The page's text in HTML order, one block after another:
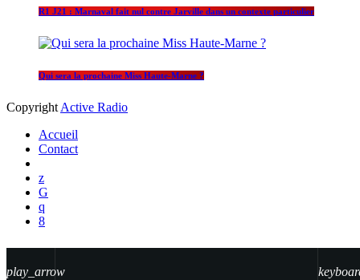
play_arrow
R1 J21 : Marnaval fait nul contre Jarville dans un contexte particulier
Qui sera la prochaine Miss Haute-Marne ?
Copyright Active Radio
Accueil
Contact